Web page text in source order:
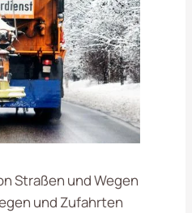
Straßen und Wegen
und Zufahrten